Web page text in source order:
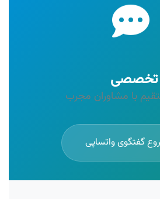
تخصصی
با مشاوران مجرب
گفتگوی واتساپی